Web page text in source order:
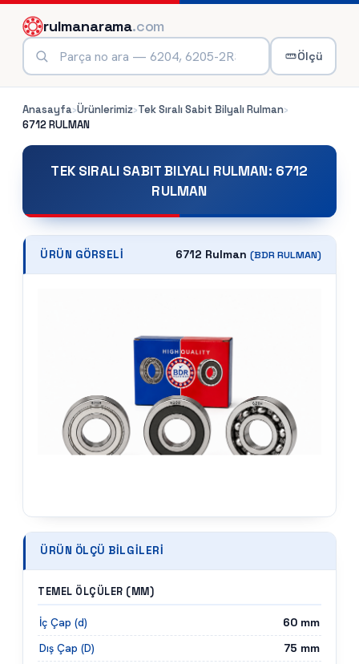
rulmanarama.com
Ölçü
Anasayfa›Ürünlerimiz›Tek Sıralı Sabit Bilyalı Rulman›
6712RULMAN
TEK SIRALI SABIT BILYALI RULMAN: 6712
RULMAN
ÜRÜN GÖRSELI 6712 Rulman (BDRRULMAN)
ÜRÜN ÖLÇÜ BILGILERI
TEMEL ÖLÇÜLER (MM)
İç Çap (d) 60 mm
Dış Çap (D)
75 mm